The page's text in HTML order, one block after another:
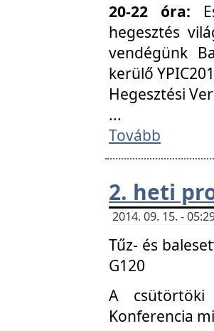
20-22 óra:
hegesztés
vendégünk
kerülő
Hegesztési
...
Tovább
2. heti
2014. 09. 15. -
Tűz- és
G120
A csütörtöki
Konferencia